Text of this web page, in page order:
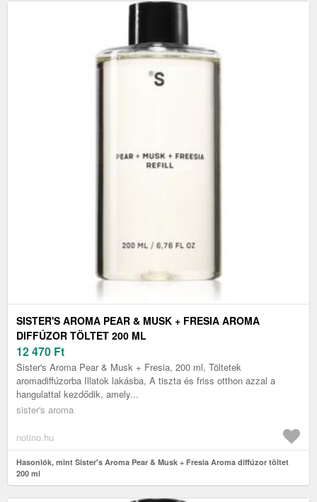
SISTER'S AROMA PEAR & MUSK + FRESIA AROMA
DIFFÚZOR TÖLTET 200 ML
12 470 Ft
Sister's Aroma Pear & Musk + Fresia, 200 ml, Töltetek
aromadiffúzorba Illatok lakásba, A tiszta és friss otthon azzal a
hangulattal kezdődik, amely...
sister's aroma
notino.hu
Hasonlók, mint Sister's Aroma Pear & Musk + Fresia Aroma diffúzor töltet
200 ml